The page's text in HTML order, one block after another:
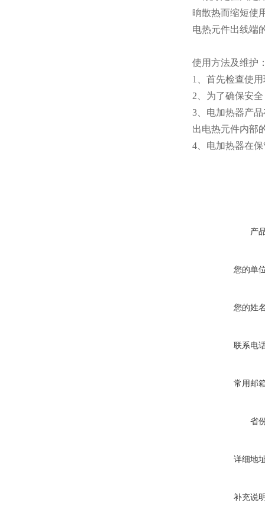
晌散热而缩短使
电热元件出线端
使用方法及维护
1、首先检查使
2、为了确保安
3、电加热器产
出电热元件内部
4、电加热器在
产
您的单
您的姓
联系电
常用邮
省
详细地
补充说